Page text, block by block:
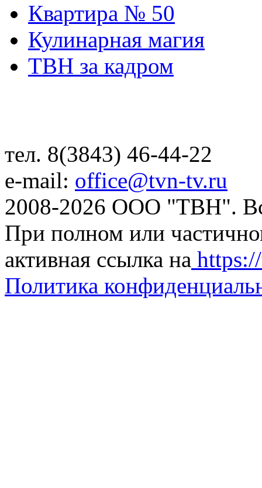
Квартира № 50
Кулинарная магия
ТВН за кадром
тел. 8(3843) 46-44-22
e-mail: office@tvn-tv.ru
2008-2026 ООО "ТВН".
При полном или
активная ссылка на
Политика